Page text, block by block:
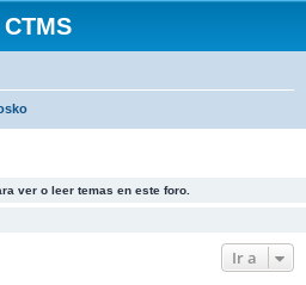
CTMS
ver o leer temas en este foro.
Ir a